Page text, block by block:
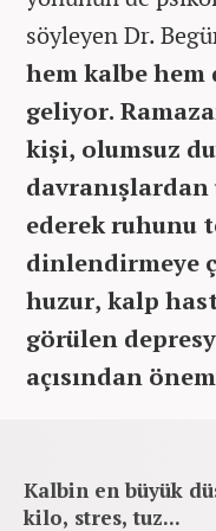
söyleyen Dr.
hem kalbe
geliyor.
kişi, olumsuz
ederek ruhunu
dinlendirmeye
huzur, kalp
görülen
açısından
Kalbin en büyük
kilo, stres, tuz...